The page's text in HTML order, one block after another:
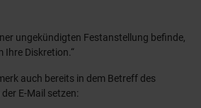
ungekündigten Festanstellung befinde,
Ihre Diskretion.“
auch bereits in dem Betreff des
E-Mail setzen: